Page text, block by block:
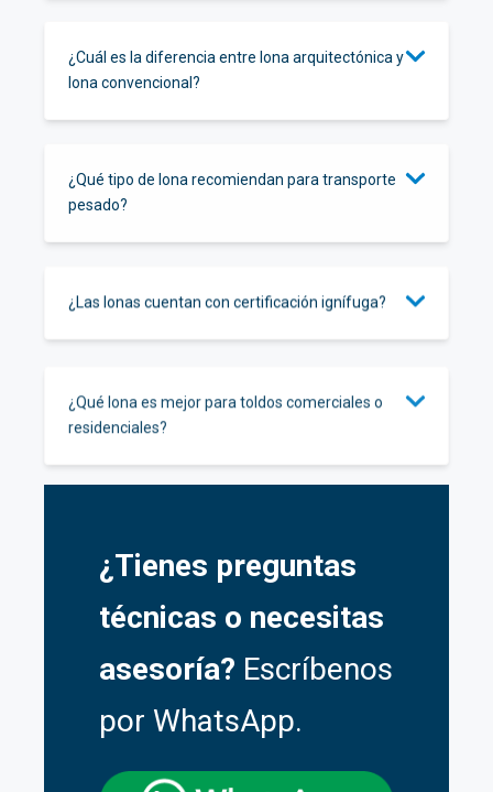
¿Cuál es la diferencia entre lona arquitectónica y
lona convencional?
¿Qué tipo de lona recomiendan para transporte
pesado?
¿Las lonas cuentan con certificación ignífuga?
¿Qué lona es mejor para toldos comerciales o
residenciales?
¿Tienes preguntas
técnicas o necesitas
asesoría? Escríbenos
por WhatsApp.